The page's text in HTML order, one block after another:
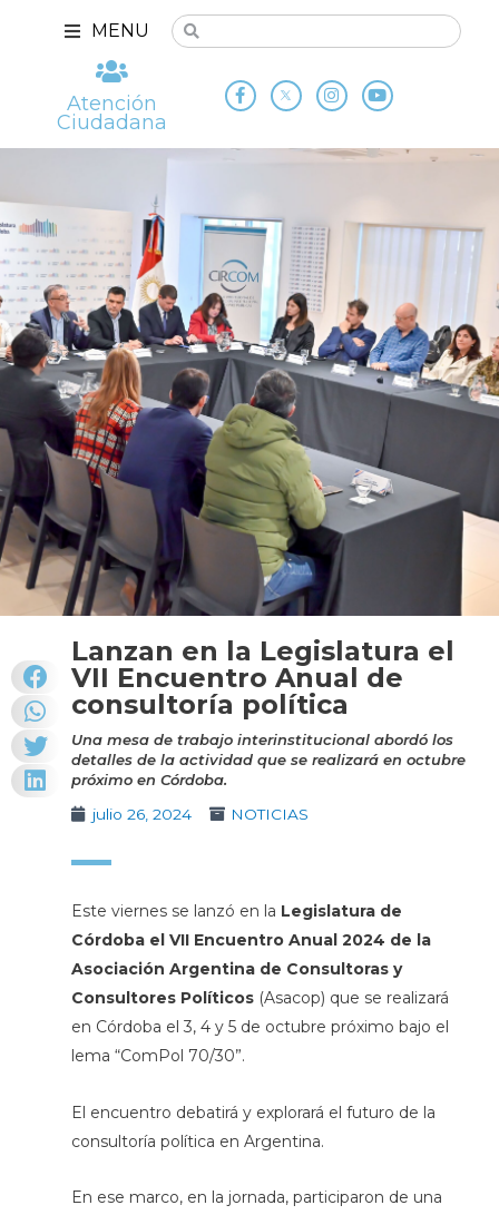
MENU
Atención
Ciudadana
Lanzan en la Legislatura el
VII Encuentro Anual de
consultoría política
Una mesa de trabajo interinstitucional abordó los
detalles de la actividad que se realizará en octubre
próximo en Córdoba.
julio 26, 2024
NOTICIAS
Este viernes se lanzó en la Legislatura de
Córdoba el VII Encuentro Anual 2024 de la
Asociación Argentina de Consultoras y
Consultores Políticos(Asacop) que se realizará
en Córdoba el 3, 4 y 5 de octubre próximo bajo el
lema “ComPol 70/30”.
El encuentro debatirá y explorará el futuro de la
consultoría política en Argentina.
En ese marco, en la jornada, participaron de una